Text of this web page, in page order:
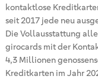
kontaktlose
seit 2017 jede neu
Die Vollausstattung
girocards mit der
4,3 Millionen
Kreditkarten im Jahr